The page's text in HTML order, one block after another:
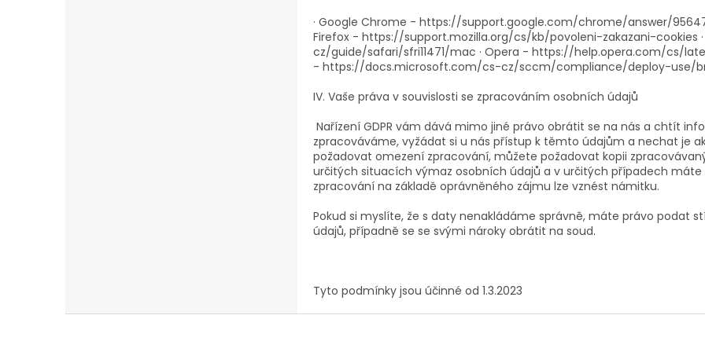
· Google Chrome - https://support.google.com/chrome/answer/
Firefox - https://support.mozilla.org/cs/kb/povoleni-zakazani-
cz/guide/safari/sfri11471/mac · Opera - https://help.opera.com/cs/
- https://docs.microsoft.com/cs-cz/sccm/compliance/deploy-use/
IV. Vaše práva v souvislosti se zpracováním osobních údajů
Nařízení GDPR vám dává mimo jiné právo obrátit se na nás a chtít
zpracováváme, vyžádat si u nás přístup k těmto údajům a nechat je
požadovat omezení zpracování, můžete požadovat kopii
určitých situacích výmaz osobních údajů a v určitých případech máte
zpracování na základě oprávněného zájmu lze vznést námitku.
Pokud si myslíte, že s daty nenakládáme správně, máte právo podat
údajů, případně se se svými nároky obrátit na soud.
Tyto podmínky jsou účinné od 1.3.2023